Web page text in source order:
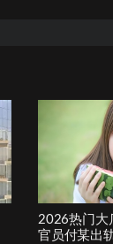
2026热门大
官员付某出